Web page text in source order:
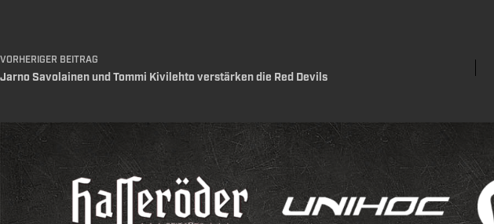
VORHERIGER BEITRAG
Jarno Savolainen und Tommi Kivilehto verstärken die Red Devils